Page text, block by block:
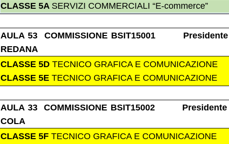
CLASSE 5A SERVIZI COMMERCIALI “E-commerce”
AULA 53 COMMISSIONE BSIT15001 Presidente
REDANA
CLASSE 5DTECNICO GRAFICA E COMUNICAZIONE
CLASSE 5ETECNICO GRAFICA E COMUNICAZIONE
AULA 33 COMMISSIONE BSIT15002 Presidente
COLA
CLASSE 5FTECNICO GRAFICA E COMUNICAZIONE